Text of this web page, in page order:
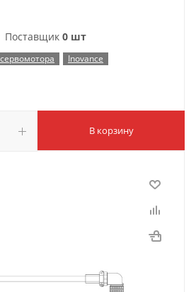
Поставщик 0 шт
Inovance
В корзину